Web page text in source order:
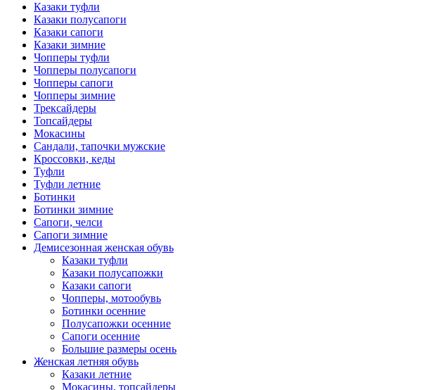
Казаки туфли
Казаки полусапоги
Казаки сапоги
Казаки зимние
Чопперы туфли
Чопперы полусапоги
Чопперы сапоги
Чопперы зимние
Трексайдеры
Топсайдеры
Мокасины
Сандали, тапочки мужские
Кроссовки, кеды
Туфли
Туфли летние
Ботинки
Ботинки зимние
Сапоги, челси
Сапоги зимние
Демисезонная женская обувь
Казаки туфли
Казаки полусапожки
Казаки сапоги
Чопперы, мотообувь
Ботинки осенние
Полусапожки осенние
Сапоги осенние
Большие размеры осень
Женская летняя обувь
Казаки летние
Мокасины, топсайдеры